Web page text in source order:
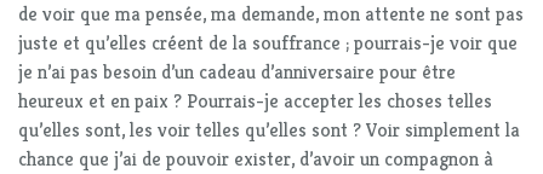
de voir que ma pensée, ma demande, mon attente ne sont pas
juste et qu’elles créent de la souffrance ; pourrais-je voir que
je n’ai pas besoin d’un cadeau d’anniversaire pour être
heureux et en paix ? Pourrais-je accepter les choses telles
qu’elles sont, les voir telles qu’elles sont ? Voir simplement la
chance que j’ai de pouvoir exister, d’avoir un compagnon à